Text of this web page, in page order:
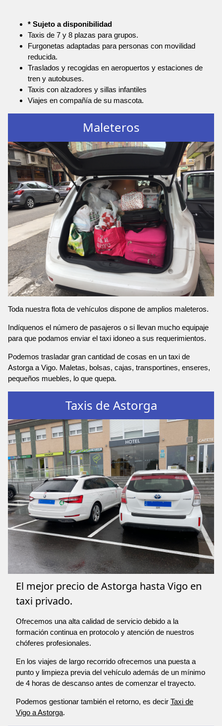
* Sujeto a disponibilidad
Taxis de 7 y 8 plazas para grupos.
Furgonetas adaptadas para personas con movilidad
reducida.
Traslados y recogidas en aeropuertos y estaciones de
tren y autobuses.
Taxis con alzadores y sillas infantiles
Viajes en compañía de su mascota.
Maleteros
Toda nuestra flota de vehículos dispone de amplios maleteros.
Indíquenos el número de pasajeros o si llevan mucho equipaje
para que podamos enviar el taxi idoneo a sus requerimientos.
Podemos trasladar gran cantidad de cosas en un taxi de
Astorga a Vigo. Maletas, bolsas, cajas, transportines, enseres,
pequeños muebles, lo que quepa.
Taxis de Astorga
El mejor precio de Astorga hasta Vigo en
taxi privado.
Ofrecemos una alta calidad de servicio debido a la
formación continua en protocolo y atención de nuestros
chóferes profesionales.
En los viajes de largo recorrido ofrecemos una puesta a
punto y limpieza previa del vehículo además de un mínimo
de 4 horas de descanso antes de comenzar el trayecto.
Podemos gestionar también el retorno, es decir Taxi de
Vigo a Astorga.